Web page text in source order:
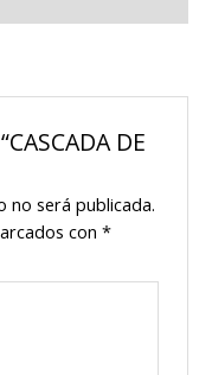
DE
no será publicada.
con*